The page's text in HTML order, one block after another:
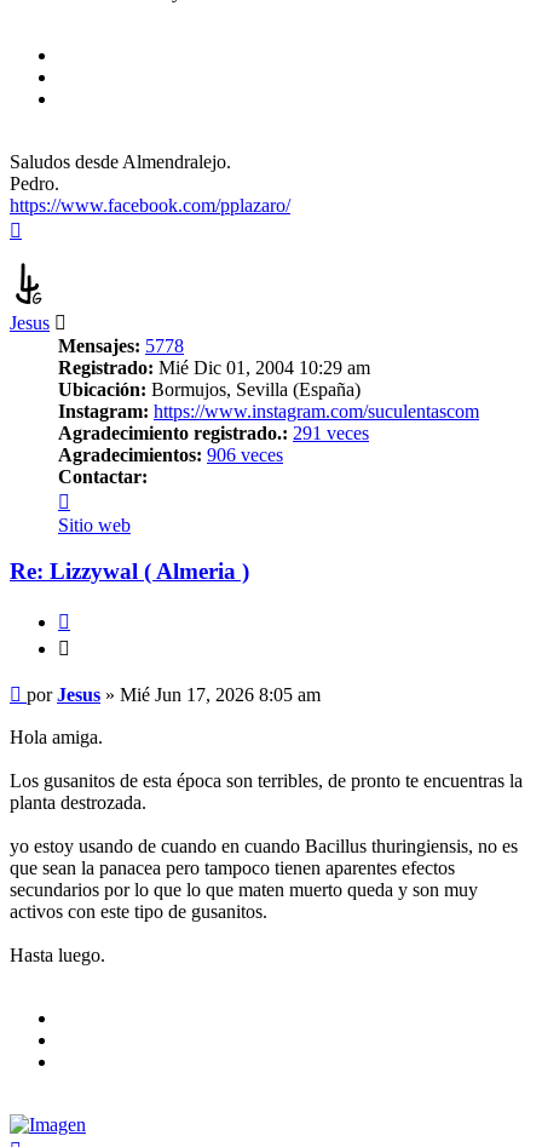
Saludos desde Almendralejo.
Pedro.
https://www.facebook.com/pplazaro/
Jesus
Mensajes: 5778
Registrado: Mié Dic 01, 2004 10:29 am
Ubicación: Bormujos, Sevilla (España)
Instagram: https://www.instagram.com/suculentascom
Agradecimiento registrado.: 291 veces
Agradecimientos: 906 veces
Contactar:
Jesus
Sitio web
Re: Lizzywal ( Almeria )
Mensaje
porJesus » Mié Jun 17, 2026 8:05 am
Hola amiga.
Los gusanitos de esta época son terribles, de pronto te encuentras la
planta destrozada.
yo estoy usando de cuando en cuando Bacillus thuringiensis, no es
que sean la panacea pero tampoco tienen aparentes efectos
secundarios por lo que lo que maten muerto queda y son muy
activos con este tipo de gusanitos.
Hasta luego.